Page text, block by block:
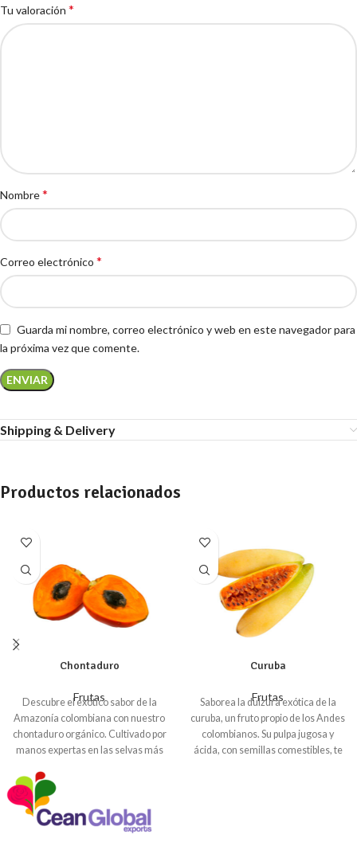
Tu valoración *
Nombre*
Correo electrónico *
Guarda mi nombre, correo electrónico y web en este navegador para
la próxima vez que comente.
Shipping & Delivery
Productos relacionados
Chontaduro
Frutas
Descubre el exótico sabor de la
Amazonía colombiana con nuestro
chontaduro orgánico. Cultivado por
manos expertas en las selvas más
te sorprenderá con su textura
cremosa y su sabor dulce y
ligeramente ácido. Garantizamos
un suministro constante de
Curuba
Frutas
Saborea la dulzura exótica de la
curuba, un fruto propio de los Andes
colombianos. Su pulpa jugosa y
ácida, con semillas comestibles, te